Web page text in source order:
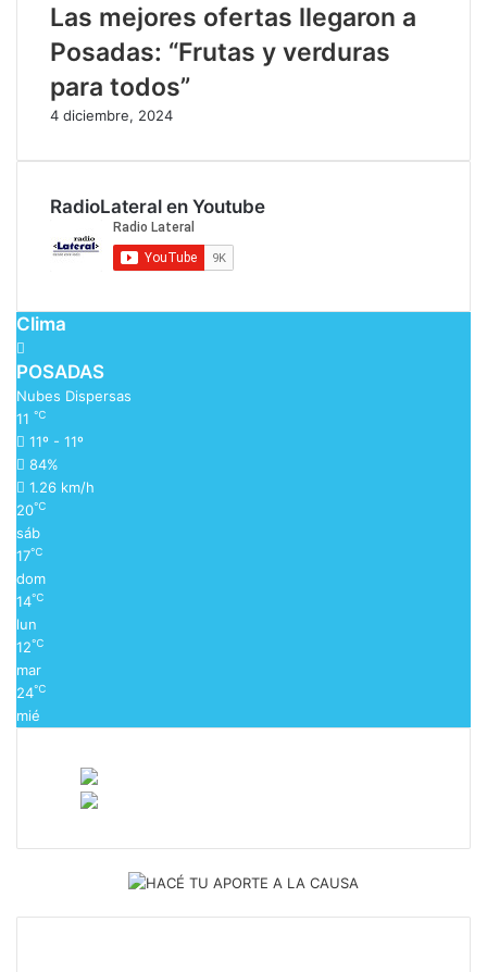
Las mejores ofertas llegaron a
Posadas: “Frutas y verduras
para todos”
4 diciembre, 2024
RadioLateral en Youtube
Clima
POSADAS
Nubes Dispersas
11 ℃
11º - 11º
84%
1.26 km/h
20℃
sáb
17℃
dom
14℃
lun
12℃
mar
24℃
mié